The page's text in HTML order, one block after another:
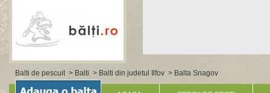
Balti de pescuit> Balti > Balti din judetul Ilfov > Balta Snagov